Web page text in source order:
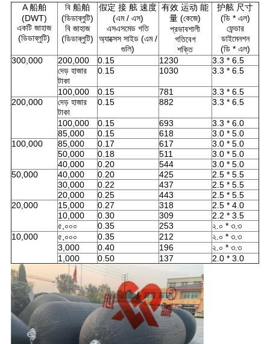
A 船舶
(DWT)
একটি জাহাজ
(ডিডাব্লুটি)
বি 船舶
(ডিডাব্লুটি)
বি জাহাজ
(ডিডাব্লুটি)
假定 接 舷 速度
(এম / এস)
এসএসমেড গতি
অ্যাক্সেস সাইড (এম /
গুলি)
有效 运动 能
量 (কেজে)
প্রভাবশালী
গতিবেগ
শক্তি
护舷 尺寸
(ডি * এল)
ফেন্ডার
ডাইমেনশন
(ডি * এল)
300,000
200,000 0.15 1230
3.3 * 6.5
দেড় হাজার
টাকা
0.15 1030 3.3 * 6.5
100,000 0.15 781
3.3 * 6.5
200,000
দেড় হাজার
টাকা
0.15 882 3.3 * 6.5
100,000 0.15 693
3.3 * 6.0
85,000
0.15 618
3.0 * 5.0
100,000
85,000 0.17 617
3.0 * 5.0
50,000
0.18 511
3.0 * 5.0
40,000
0.20 544
3.0 * 5.0
50,000
40,000 0.20 425
2.5 * 5.5
30,000
0.22 437
2.5 * 5.5
20,000
0.25 443
2.5 * 5.5
20,000
15,000 0.27 318
2.5 * 4.0
10,000
0.30 309
2.2 * 3.5
৫,০০০
0.35 253
২.০ * ৩.৩
10,000
৫,০০০ 0.35 212
২.০ * ৩.৩
3,000
0.40 196
২.০ * ৩.৩
1,000
0.50 137 2.0 * 3.0